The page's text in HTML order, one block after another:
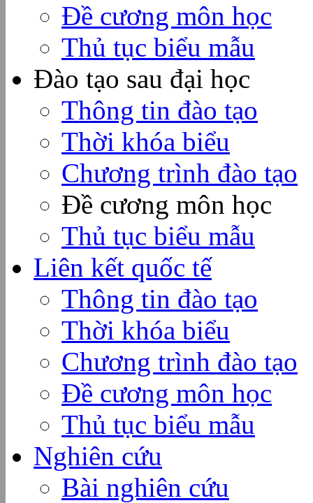
Đề cương môn học
Thủ tục biểu mẫu
Đào tạo sau đại học
Thông tin đào tạo
Thời khóa biểu
Chương trình đào tạo
Đề cương môn học
Thủ tục biểu mẫu
Liên kết quốc tế
Thông tin đào tạo
Thời khóa biểu
Chương trình đào tạo
Đề cương môn học
Thủ tục biểu mẫu
Nghiên cứu
Bài nghiên cứu